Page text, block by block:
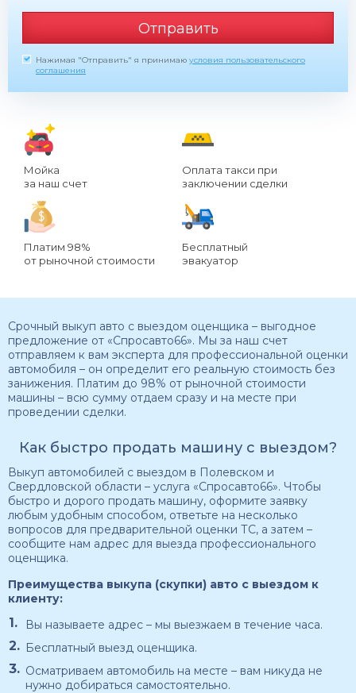
Отправить
Нажимая "Отправить" я принимаю условия пользовательского
соглашения
Мойка
за наш счет
Оплата такси при
заключении сделки
Платим 98%
от рыночной стоимости
Бесплатный
эвакуатор
Срочный выкуп авто с выездом оценщика – выгодное
предложение от «Спросавто66». Мы за наш счет
отправляем к вам эксперта для профессиональной оценки
автомобиля – он определит его реальную стоимость без
занижения. Платим до 98% от рыночной стоимости
машины – всю сумму отдаем сразу и на месте при
проведении сделки.
Как быстро продать машину с выездом?
Выкуп автомобилей с выездом в Полевском и
Свердловской области – услуга «Спросавто66». Чтобы
быстро и дорого продать машину, оформите заявку
любым удобным способом, ответьте на несколько
вопросов для предварительной оценки ТС, а затем –
сообщите нам адрес для выезда профессионального
оценщика.
Преимущества выкупа (скупки) авто с выездом к
клиенту:
Вы называете адрес – мы выезжаем в течение часа.
Бесплатный выезд оценщика.
Осматриваем автомобиль на месте – вам никуда не
нужно добираться самостоятельно.